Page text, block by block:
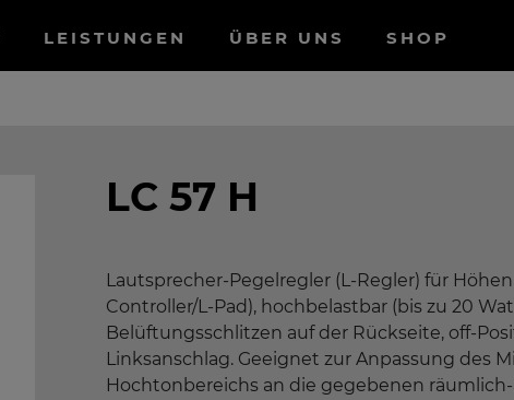
LEISTUNGEN ÜBER UNS SHOP
LC 57 H
Lautsprecher-Pegelregler (L-Regler) für
Controller/L-Pad), hochbelastbar (bis zu 20
Belüftungsschlitzen auf der Rückseite, off-
Linksanschlag. Geeignet zur Anpassung des
Hochtonbereichs an die gegebenen